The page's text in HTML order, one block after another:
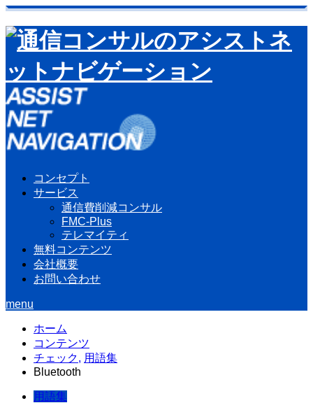
コンセプト
サービス
通信費削減コンサル
FMC-Plus
テレマイティ
無料コンテンツ
会社概要
お問い合わせ
menu
ホーム
コンテンツ
チェック, 用語集
Bluetooth
用語集